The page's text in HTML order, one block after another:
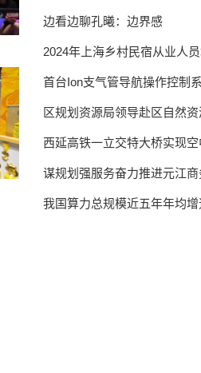
边看边聊孔曦：边界感
2024年上海乡村民宿从业人
首台Ion支气管导航操作控制
区规划资源局领导赴区自然
西延高铁一立交特大桥实现
谋规划强服务奋力推进元江
我国算力总规模近五年年均